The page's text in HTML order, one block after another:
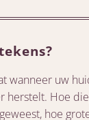
wanneer uw
herstelt. Hoe
hoe